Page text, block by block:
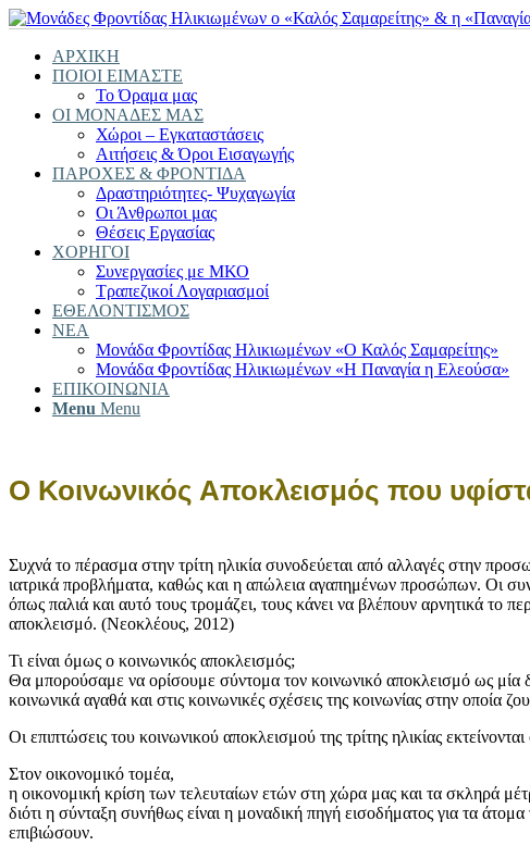
ΑΡΧΙΚΗ
ΠΟΙΟΙ ΕΙΜΑΣΤΕ
Το Όραμα μας
ΟΙ ΜΟΝΑΔΕΣ ΜΑΣ
Χώροι – Εγκαταστάσεις
Αιτήσεις & Όροι Εισαγωγής
ΠΑΡΟΧΕΣ & ΦΡΟΝΤΙΔΑ
Δραστηριότητες- Ψυχαγωγία
Οι Άνθρωποι μας
Θέσεις Εργασίας
ΧΟΡΗΓΟΙ
Συνεργασίες με ΜΚΟ
Τραπεζικοί Λογαριασμοί
ΕΘΕΛΟΝΤΙΣΜΟΣ
ΝΕΑ
Μονάδα Φροντίδας Ηλικιωμένων «Ο Καλός Σαμαρείτης»
Μονάδα Φροντίδας Ηλικιωμένων «Η Παναγία η Ελεούσα»
ΕΠΙΚΟΙΝΩΝΙΑ
Menu Menu
Ο Κοινωνικός Αποκλεισμός που
Συχνά το πέρασμα στην τρίτη ηλικία συνοδεύεται από αλλαγές στην
ιατρικά προβλήματα, καθώς και η απώλεια αγαπημένων προσώπων. Οι
όπως παλιά και αυτό τους τρομάζει, τους κάνει να βλέπουν αρνητικά το
αποκλεισμό. (Νεοκλέους, 2012)
Τι είναι όμως ο κοινωνικός αποκλεισμός;
Θα μπορούσαμε να ορίσουμε σύντομα τον κοινωνικό αποκλεισμό ως μία
κοινωνικά αγαθά και στις κοινωνικές σχέσεις της κοινωνίας στην οποία
Οι επιπτώσεις του κοινωνικού αποκλεισμού της τρίτης ηλικίας
Στον οικονομικό τομέα,
η οικονομική κρίση των τελευταίων ετών στη χώρα μας και τα σκληρά
διότι η σύνταξη συνήθως είναι η μοναδική πηγή εισοδήματος για τα
επιβιώσουν.